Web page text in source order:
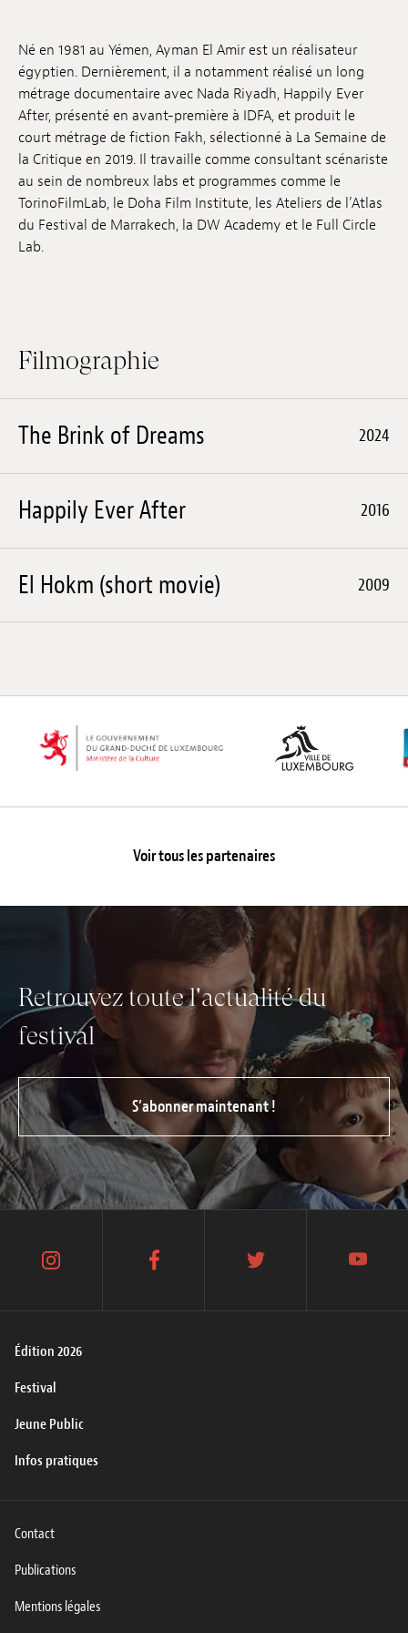
Soumissions
Archives
Publications
Né en 1981 au Yémen, Ayman El Amir est un réalisateur
égyptien. Dernièrement, il a notamment réalisé un long
métrage documentaire avec Nada Riyadh, Happily Ever
After, présenté en avant-première à IDFA, et produit le
court métrage de fiction Fakh, sélectionné à La Semaine de
la Critique en 2019. Il travaille comme consultant scénariste
au sein de nombreux labs et programmes comme le
TorinoFilmLab, le Doha Film Institute, les Ateliers de l’Atlas
du Festival de Marrakech, la DW Academy et le Full Circle
Lab.
Filmographie
The Brink of Dreams 2024
Happily Ever After 2016
El Hokm (short movie) 2009
Voir tous les partenaires
Retrouvez toute l'actualité du
festival
S’abonner maintenant !
Édition 2026
Festival
Jeune Public
Infos pratiques
instagram facebook twitter youtube
Contact
Publications
Mentions légales